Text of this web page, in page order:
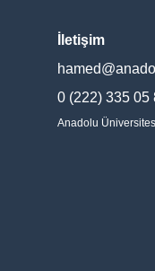
İletişim
0 (222) 335 05
Anadolu